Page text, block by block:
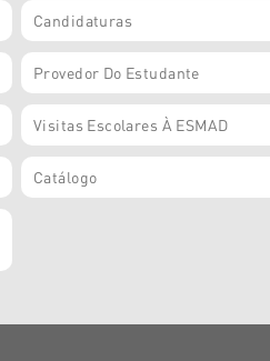
Candidaturas
Provedor Do Estudante
Visitas Escolares À ESMAD
Catálogo